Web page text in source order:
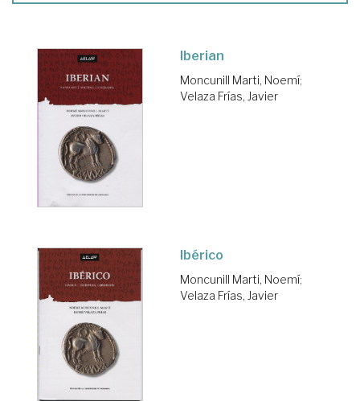
Iberian
Moncunill Marti, Noemí;
Velaza Frías, Javier
Ibérico
Moncunill Marti, Noemí;
Velaza Frías, Javier